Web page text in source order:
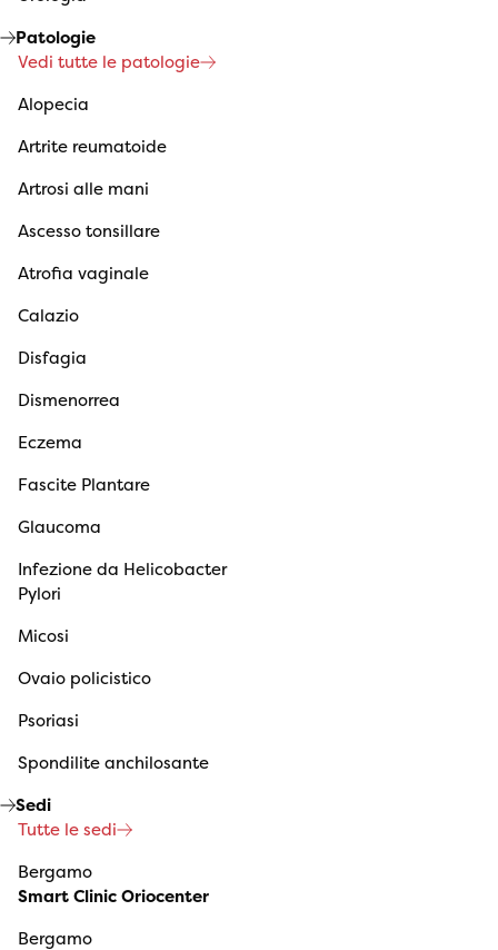
Patologie
Vedi tutte le patologie
Alopecia
Artrite reumatoide
Artrosi alle mani
Ascesso tonsillare
Atrofia vaginale
Calazio
Disfagia
Dismenorrea
Eczema
Fascite Plantare
Glaucoma
Infezione da Helicobacter
Pylori
Micosi
Ovaio policistico
Psoriasi
Spondilite anchilosante
Sedi
Tutte le sedi
Bergamo
Smart Clinic Oriocenter
Bergamo